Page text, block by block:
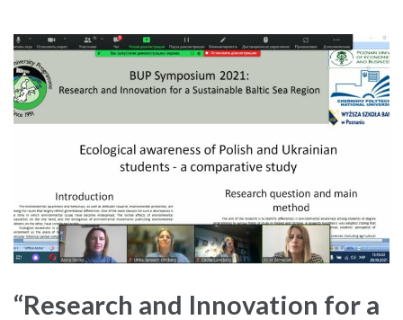
“Research and Innovation for a